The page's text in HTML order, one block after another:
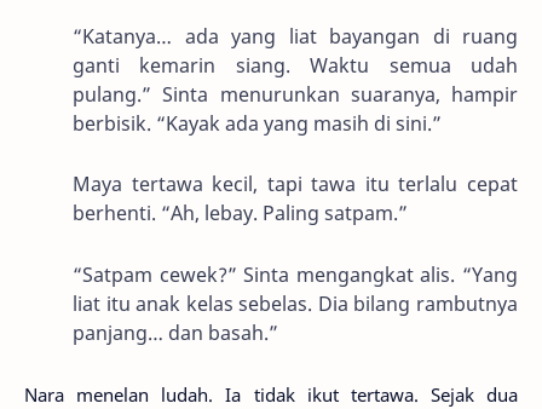
“Katanya… ada yang liat bayangan di ruang
ganti kemarin siang. Waktu semua udah
pulang.” Sinta menurunkan suaranya, hampir
berbisik. “Kayak ada yang masih di sini.”
Maya tertawa kecil, tapi tawa itu terlalu cepat
berhenti. “Ah, lebay. Paling satpam.”
“Satpam cewek?” Sinta mengangkat alis. “Yang
liat itu anak kelas sebelas. Dia bilang rambutnya
panjang… dan basah.”
Nara menelan ludah. Ia tidak ikut tertawa. Sejak dua